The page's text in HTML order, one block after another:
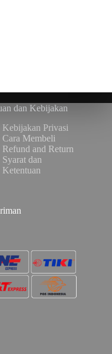
dan Kebijakan
Kebijakan Privasi
Cara Membeli
Refund and Return
Syarat dan
Ketentuan